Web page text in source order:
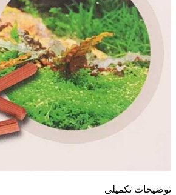
توضیحات تکمیلی